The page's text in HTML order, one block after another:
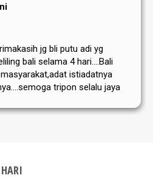
jg bli putu adi yg
bali selama 4 hari....Bali
istiadatnya
tripon selalu jaya